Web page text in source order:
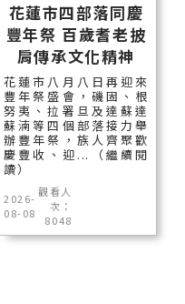
花蓮市四部落同慶
豐年祭 百歲耆老披
肩傳承文化精神
花蓮市八月八日再迎來
豐年祭盛會，磯固、根
努夷、拉署旦及達蘇達
蘇湳等四個部落接力舉
辦豐年祭，族人齊聚歡
慶豐收、迎...（繼續閱
讀）
2026-
08-08
觀看人
次：
8048